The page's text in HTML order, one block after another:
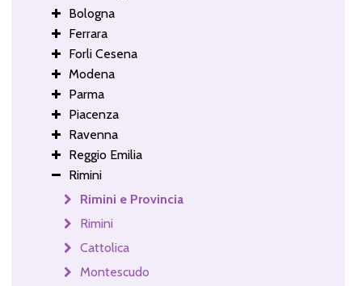
Bologna
Ferrara
Forli Cesena
Modena
Parma
Piacenza
Ravenna
Reggio Emilia
Rimini
Rimini e Provincia
Rimini
Cattolica
Montescudo